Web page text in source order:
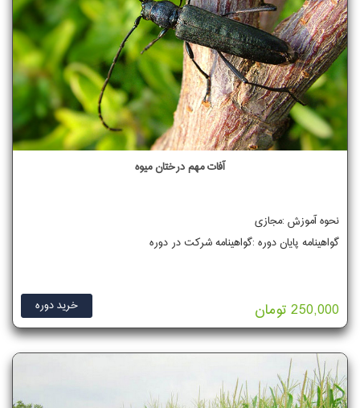
آفات مهم درختان میوه
نحوه آموزش :مجازی
گواهینامه پایان دوره :گواهینامه شرکت در دوره
خرید دوره 250,000 تومان